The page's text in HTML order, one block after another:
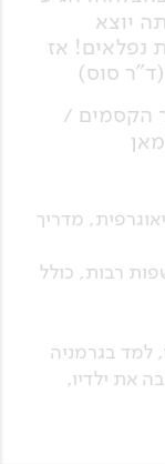
יוצא
נפלאים! אז
סוס)
הקסמים /
מדריך
רבות, כולל
למד בגרמניה
את ילדיו,